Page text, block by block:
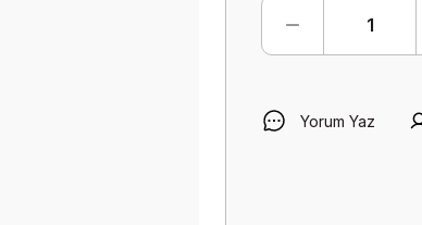
Yorum Yaz